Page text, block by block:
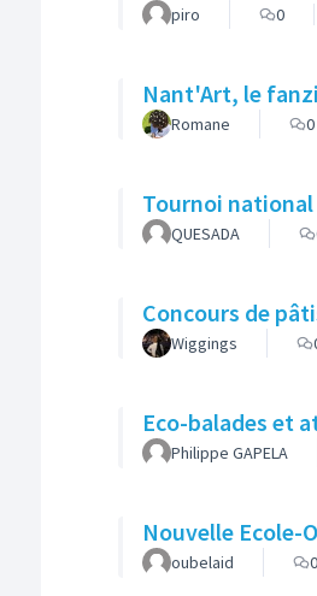
piro 0
Nant'Art, le
Romane 0
Tournoi
QUESADA
Concours de
Wiggings
Eco-balades et
Philippe GAPELA
Nouvelle Ecole-
oubelaid 0